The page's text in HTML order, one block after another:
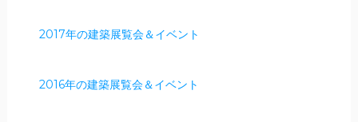
2017年の建築展覧会＆イベント
2016年の建築展覧会＆イベント